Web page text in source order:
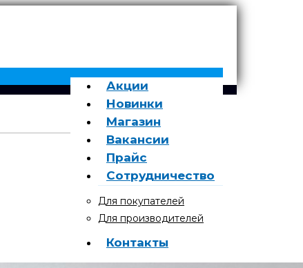
Акции
Новинки
Магазин
Вакансии
Прайс
Сотрудничество
Для покупателей
Для производителей
Контакты